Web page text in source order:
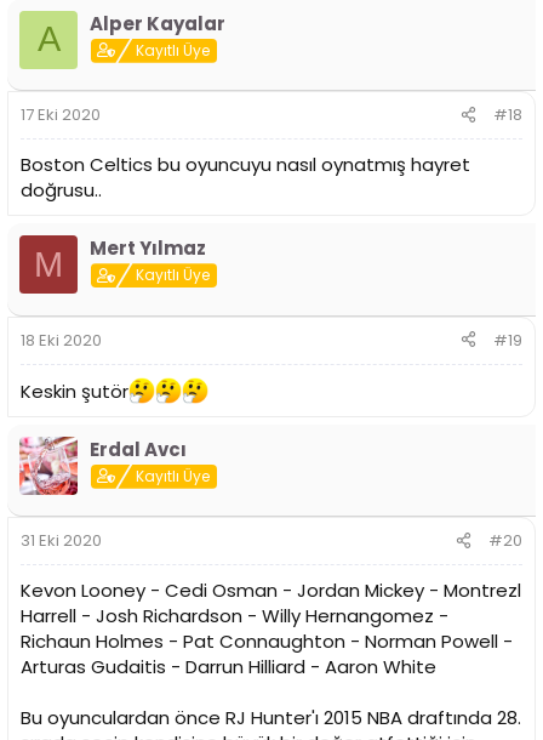
A Alper Kayalar
Kayıtlı Üye
17 Eki 2020 #18
Boston Celtics bu oyuncuyu nasıl oynatmış hayret
doğrusu..
M Mert Yılmaz
Kayıtlı Üye
18 Eki 2020 #19
Keskin şutör
Erdal Avcı
Kayıtlı Üye
31 Eki 2020 #20
Kevon Looney - Cedi Osman - Jordan Mickey - Montrezl
Harrell - Josh Richardson - Willy Hernangomez -
Richaun Holmes - Pat Connaughton - Norman Powell -
Arturas Gudaitis - Darrun Hilliard - Aaron White
Bu oyunculardan önce RJ Hunter'ı 2015 NBA draftında 28.